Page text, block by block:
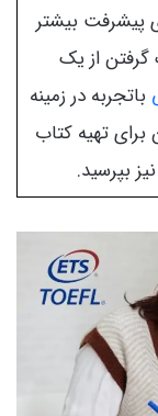
پیشرفت بیشتر
از یک
باتجربه در زمینه
برای تهیه کتاب
بپرسید.